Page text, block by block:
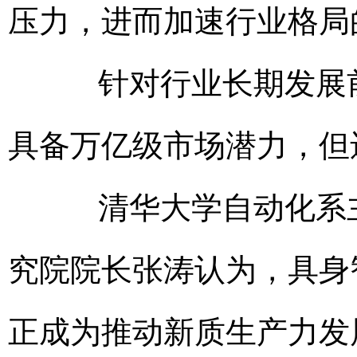
压力，进而加速行业格
针对行业长期发展
具备万亿级市场潜力，
清华大学自动化系
究院院长张涛认为，具
正成为推动新质生产力